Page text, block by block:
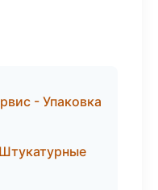
- Упаковка